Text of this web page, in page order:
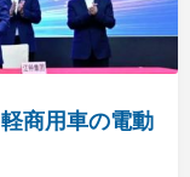
商用車の電動